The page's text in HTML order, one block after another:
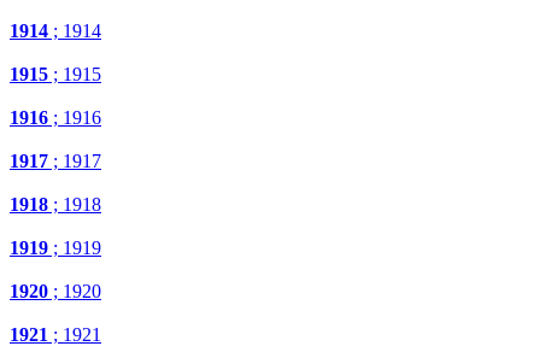
1914 ; 1914
1915 ; 1915
1916 ; 1916
1917 ; 1917
1918 ; 1918
1919 ; 1919
1920 ; 1920
1921 ; 1921